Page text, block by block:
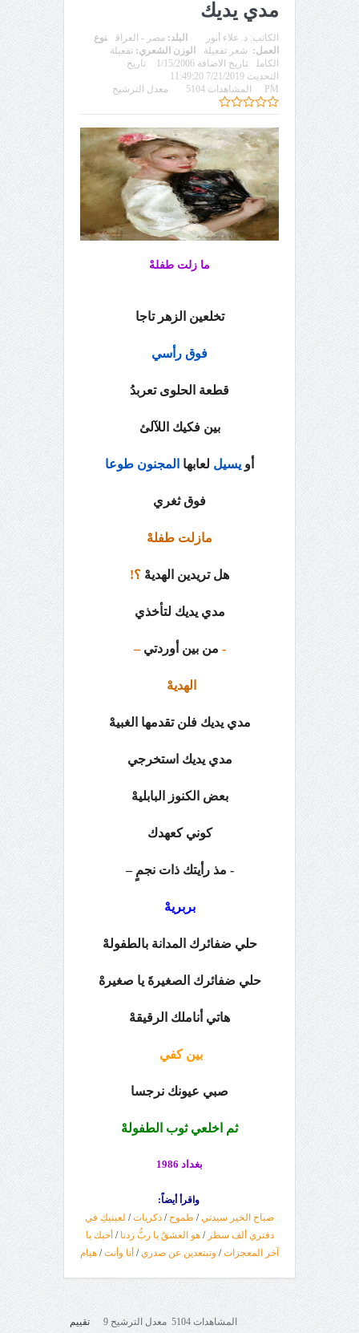
مدي يديك
الكاتب: د. علاء أنور البلد: مصر - العراق
نوع
العمل: شعر تفعيلة الوزن الشعري: تفعيلة
الكامل
تاريخ الاضافة 1/15/2006
تاريخ
التحديث 7/21/2019 11:49:20
PM
المشاهدات 5104 معدل الترشيح
ما زلت طفلهْ
تخلعين الزهر تاجا
فوق رأسي
قطعة الحلوى تعربدُ
بين فكيك اللآلئ
أو يسيل لعابها المجنون طوعا
فوق ثغري
مازلت طفلهْ
هل تريدين الهديهْ ؟!
مدي يديك لتأخذي
- من بين أوردتي –
الهديهْ
مدي يديك فلن تقدمها الغبيهْ
مدي يديك استخرجي
بعض الكنوز البابليهْ
كوني كعهدك
- مذ رأيتك ذات نجمٍ –
بربريهْ
حلي ضفائرك المدانة بالطفولهْ
حلي ضفائرك الصغيرةَ يا صغيرهْ
هاتي أناملك الرقيقهْ
بين كفي
صبي عيونك نرجسا
ثم اخلعي ثوب الطفولهْ
بغداد 1986
واقرأ أيضاً:
صباح الخير سيدتي/ طموح / ذكريات/ لعينيكِ في
دفتري ‏ألف سطر /هو العشقُ يا ربُّ زدنا‏ / أحبك يا
آخر المعجزات/ وتبتعدين عن صدري/ أنا وأنت/ هيام
المشاهدات 5104 معدل الترشيح 9 تقييم